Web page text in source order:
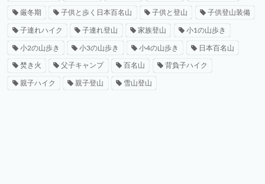
厳冬期 子供と歩く日本百名山 子供と登山 子供登山装備
子連れハイク 子連れ登山 家族登山 小1の山歩き
小2の山歩き 小3の山歩き 小4の山歩き 日本百名山
焚き火 父子キャンプ 百名山 背負子ハイク
親子ハイク 親子登山 雪山登山